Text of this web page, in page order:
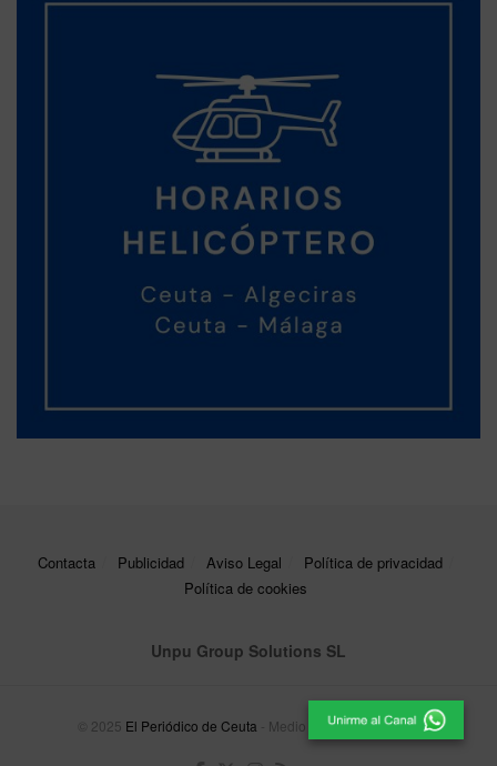
Contacta Publicidad Aviso Legal
Política de privacidad
Política de cookies
Unpu Group Solutions SL
© 2025 El Periódico de Ceuta - Medio de Comunicación